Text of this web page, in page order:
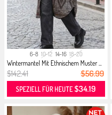
6-8 10-12 14-16 18-20
Wintermantel Mit Ethnischem Muster ...
$142.41 $56.99
SPEZIELL FÜR HEUTE$34.19